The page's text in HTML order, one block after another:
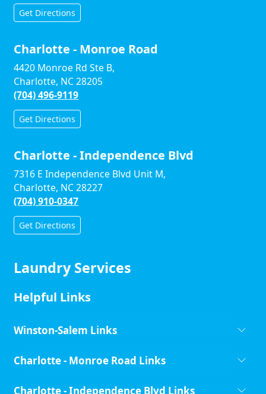
Get Directions
Charlotte - Monroe Road
4420 Monroe Rd Ste B,
Charlotte, NC 28205
(704) 496-9119
Get Directions
Charlotte - Independence Blvd
7316 E Independence Blvd Unit M,
Charlotte, NC 28227
(704) 910-0347
Get Directions
Laundry Services
Helpful Links
Winston-Salem Links
Charlotte - Monroe Road Links
Charlotte - Independence Blvd Links